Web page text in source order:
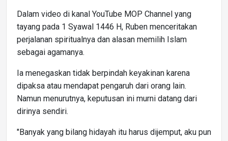
Dalam video di kanal YouTube MOP Channel yang
tayang pada 1 Syawal 1446 H, Ruben menceritakan
perjalanan spiritualnya dan alasan memilih Islam
sebagai agamanya.
Ia menegaskan tidak berpindah keyakinan karena
dipaksa atau mendapat pengaruh dari orang lain.
Namun menurutnya, keputusan ini murni datang dari
dirinya sendiri.
"Banyak yang bilang hidayah itu harus dijemput, aku pun